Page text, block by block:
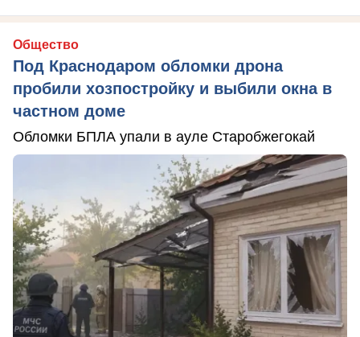
Общество
Под Краснодаром обломки дрона
пробили хозпостройку и выбили окна в
частном доме
Обломки БПЛА упали в ауле Старобжегокай